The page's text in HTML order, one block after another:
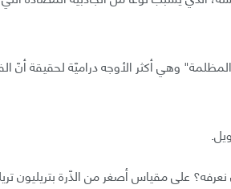
وهي أكثر الأوجه دراميّة لحقيقة أنّ
على مقياس أصغر من الذّرة بتريليون